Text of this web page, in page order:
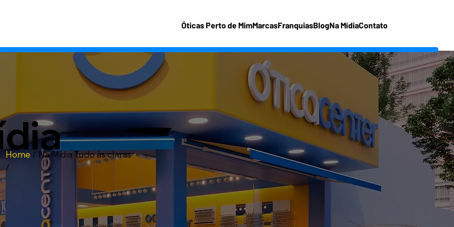
Óticas Perto de MimMarcasFranquiasBlogNa MídiaContato
Home / Na Midia
/
Tudo às claras